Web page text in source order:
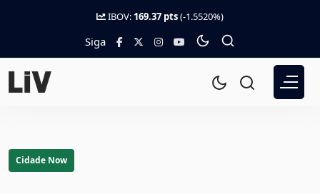
IBOV: 169.37 pts(-1.5520%)
Siga
Cidade Now